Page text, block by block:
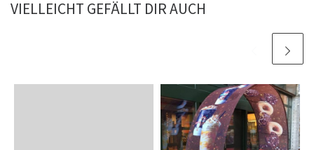
VIELLEICHT GEFÄLLT DIR AUCH